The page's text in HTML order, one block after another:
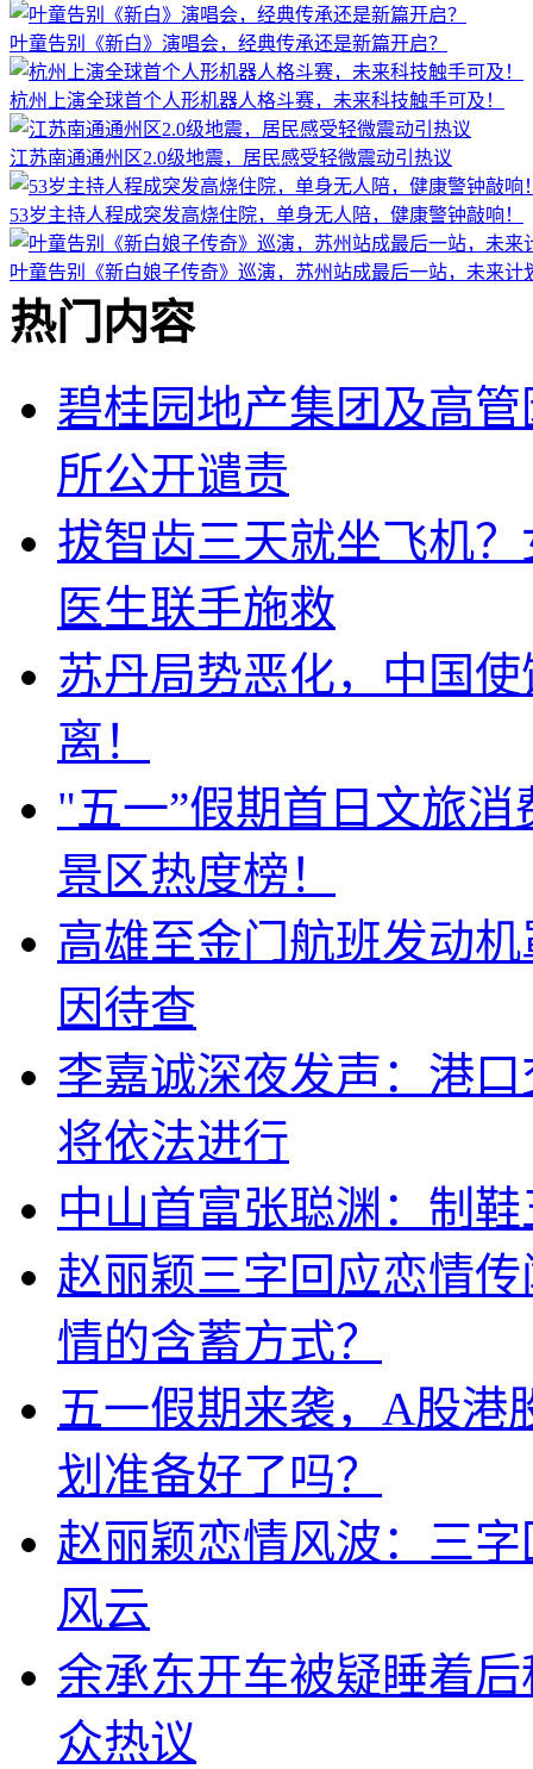
叶童告别《新白》演唱会，经典传承还是新篇开启？
杭州上演全球首个人形机器人格斗赛，未来科技触手可及！
江苏南通通州区2.0级地震，居民感受轻微震动引热议
53岁主持人程成突发高烧住院，单身无人陪，健康警钟敲响！
叶童告别《新白娘子传奇》巡演，苏州站成最后一站，未来计
热门内容
碧桂园地产集团及高
所公开谴责
拔智齿三天就坐飞机
医生联手施救
苏丹局势恶化，中国
离！
"五一”假期首日文旅
景区热度榜！
高雄至金门航班发动
因待查
李嘉诚深夜发声：港
将依法进行
中山首富张聪渊：制
赵丽颖三字回应恋情
情的含蓄方式？
五一假期来袭，A股港
划准备好了吗？
赵丽颖恋情风波：三
风云
余承东开车被疑睡着
众热议